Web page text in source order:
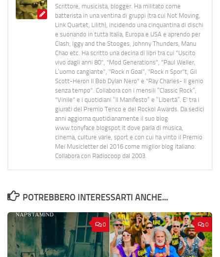
Scrittore, musicista, blogger. Ha militato come
batterista in una ventina di gruppi (tra cui Not Moving,
Link Quartet, Lilith), incidendo una cinquantina di dischi
e suonando in tutta Italia, Europa e USA e aprendo per
Clash, Iggy and the Stooges, Johnny Thunders, Manu
Chao etc. Ha scritto una decina di libri tra cui "Uscito
vivo dagli anni 80", "Mod Generations", "Paul Weller,
L’uomo cangiante", "Rock n Goal", "Rock n Spor"t, Gil
Scott-Heron Il Bob Dylan Nero" e "Ray Charles- Il genio
senza tempo". Collabora con i mensili “Classic Rock”,
"Vinile" e i quotidiani “Il Manifesto” e “Libertà”. E' tra i
giurati del Premio Tenco e del Rockol Awards. Da sedici
anni aggiorna quotidianamente il suo blog
www.tonyface.blogspot.it dove parla di musica,
cinema, culture varie, sport e con cui ha vinto il Premio
Mei Musicletter del 2016 come miglior blog italiano.
Collabora con Radiocoop dal 2003.
POTREBBERO INTERESSARTI ANCHE...
0 0